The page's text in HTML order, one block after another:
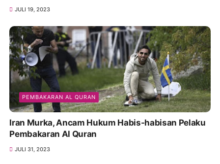
JULI 19, 2023
PEMBAKARAN AL QURAN
Iran Murka, Ancam Hukum Habis-habisan Pelaku
Pembakaran Al Quran
JULI 31, 2023